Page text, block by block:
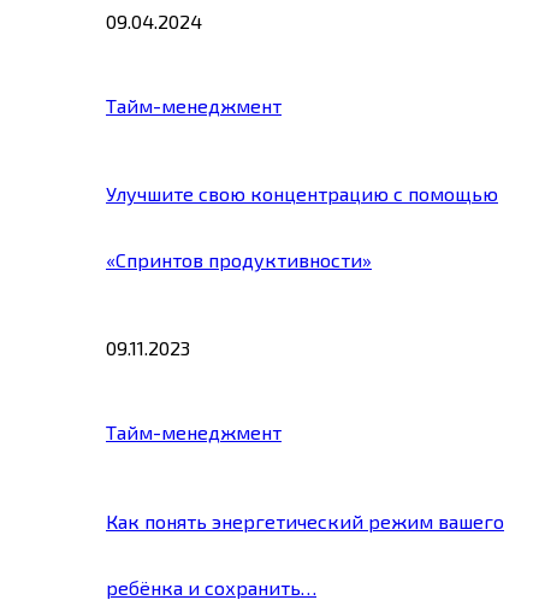
09.04.2024
Тайм-менеджмент
Улучшите свою концентрацию с помощью
«Спринтов продуктивности»
09.11.2023
Тайм-менеджмент
Как понять энергетический режим вашего
ребёнка и сохранить…